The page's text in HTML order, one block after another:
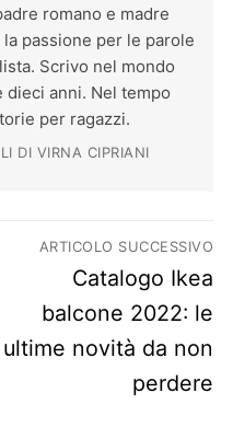
romano e madre
passione per le parole
Scrivo nel mondo
dieci anni. Nel tempo
per ragazzi.
DI VIRNA CIPRIANI
ARTICOLO SUCCESSIVO
Next post:
Catalogo Ikea
balcone 2022: le
ultime novità da non
perdere